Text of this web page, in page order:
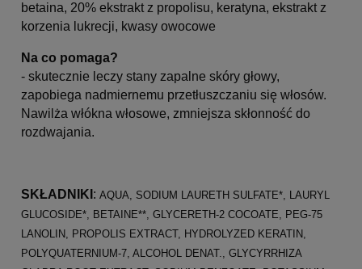
betaina, 20% ekstrakt z propolisu, keratyna, ekstrakt z
korzenia lukrecji, kwasy owocowe
Na co pomaga?
- skutecznie leczy stany zapalne skóry głowy,
zapobiega nadmiernemu przetłuszczaniu się włosów.
Nawilża włókna włosowe, zmniejsza skłonność do
rozdwajania.
SKŁADNIKI : AQUA, SODIUM LAURETH SULFATE*, LAURYL
GLUCOSIDE*, BETAINE**, GLYCERETH-2 COCOATE, PEG-75
LANOLIN, PROPOLIS EXTRACT, HYDROLYZED KERATIN,
POLYQUATERNIUM-7, ALCOHOL DENAT., GLYCYRRHIZA